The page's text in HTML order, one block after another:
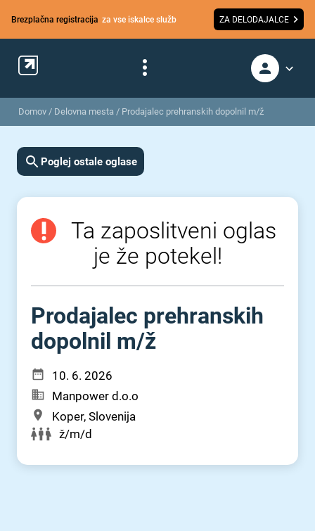
Brezplačna registracija za vse iskalce služb ZA DELODAJALCE
Domov / Delovna mesta / Prodajalec prehranskih dopolnil m/ž
Poglej ostale oglase
Ta zaposlitveni oglas
je že potekel!
Prodajalec prehranskih
dopolnil m⁠/⁠ž
10. 6. 2026
Manpower d.o.o
Koper, Slovenija
ž/m/d